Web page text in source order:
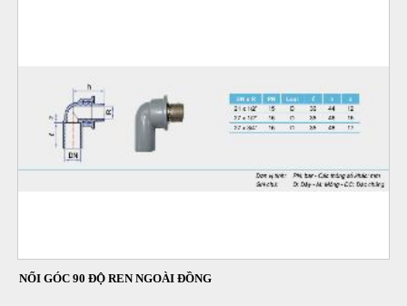
NỐI GÓC 90 ĐỘ REN NGOÀI ĐỒNG